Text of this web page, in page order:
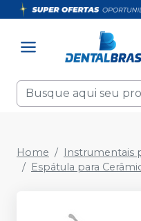
Home
Instrumentais
Espátula para